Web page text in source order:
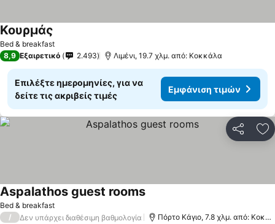
Bed & breakfast
Κουρμάς
8,9 Εξαιρετικό 2.493 Λιμένι, 19.7 χλμ. από: Κοκκάλα
Επιλέξτε ημερομηνίες, για να
δείτε τις ακριβείς τιμές
Εμφάνιση τιμών
Bed & breakfast
Aspalathos guest roomsΕμφάνιση τιμών
/ Δεν υπάρχει διαθέσιμη βαθμολογία Πόρτο Κάγιο, 7.8 χλμ. από: